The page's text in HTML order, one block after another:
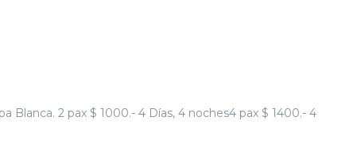
Blanca. 2 pax $ 1000.- 4 Días, 4 noches4 pax $ 1400.- 4